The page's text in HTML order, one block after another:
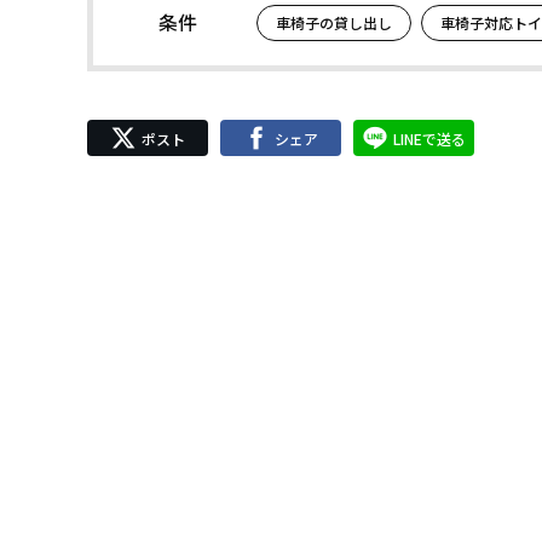
条件 車椅子の貸し出し 車椅子対応ト
ポスト シェア LINEで送る